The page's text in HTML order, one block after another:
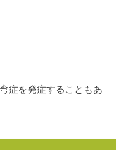
症を発症することもあ